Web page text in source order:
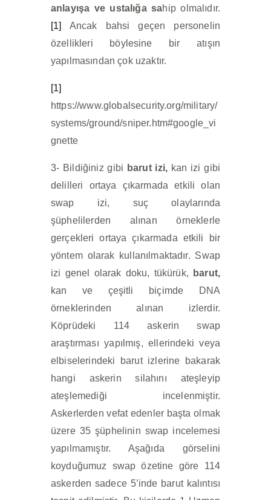
anlayışa ve ustalığa sahip olmalıdır.
[1]
Ancak bahsi geçen personelin
özellikleri böylesine bir atışın
yapılmasından çok uzaktır.
[1]
https://www.globalsecurity.org/military/
systems/ground/sniper.htm#google_vi
gnette
3- Bildiğiniz gibi barut izi, kan izi gibi
delilleri ortaya çıkarmada etkili olan
swap izi, suç olaylarında
şüphelilerden alınan örneklerle
gerçekleri ortaya çıkarmada etkili bir
yöntem olarak kullanılmaktadır. Swap
izi genel olarak doku, tükürük,
barut,
kan ve çeşitli biçimde DNA
örneklerinden alınan izlerdir.
Köprüdeki 114 askerin swap
araştırması yapılmış, ellerindeki veya
elbiselerindeki barut izlerine bakarak
hangi askerin silahını ateşleyip
ateşlemediği incelenmiştir.
Askerlerden vefat edenler başta olmak
üzere 35 şüphelinin swap incelemesi
yapılmamıştır. Aşağıda görselini
koyduğumuz swap özetine göre 114
askerden sadece 5’inde barut kalıntısı